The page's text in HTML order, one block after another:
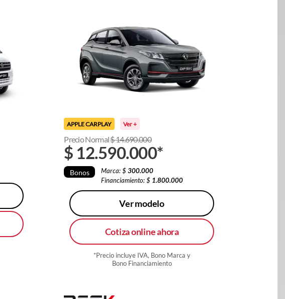
APPLE CARPLAY Ver +
Precio Normal$14.690.000
$ 12.590.000*
Bonos Marca: $ 300.000
Financiamiento: $ 1.800.000
Ver modelo
Cotiza online ahora
*Precio incluye IVA, Bono Marca y
Bono Financiamiento